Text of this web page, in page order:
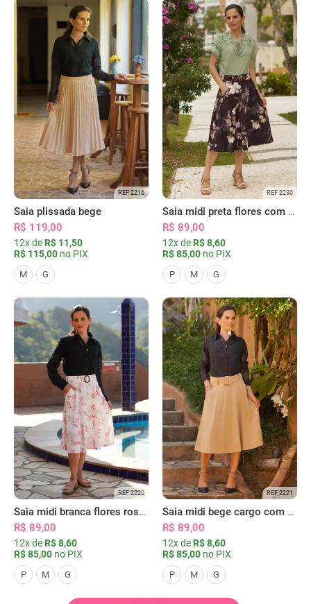
REF 2216
Saia plissada bege
R$ 119,00
12x de R$ 11,50
R$ 115,00 no PIX
M G
REF 2230
Saia midi preta flores com bolsos
R$ 89,00
12x de R$ 8,60
R$ 85,00 no PIX
P M G
REF 2220
Saia midi branca flores rosas com bolsos
R$ 89,00
12x de R$ 8,60
R$ 85,00 no PIX
P M G
REF 2221
Saia midi bege cargo com bolsos
R$ 89,00
12x de R$ 8,60
R$ 85,00 no PIX
P M G